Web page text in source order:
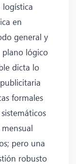
logística
en
general y
plano lógico
dicta lo
formales
pero una
robusto